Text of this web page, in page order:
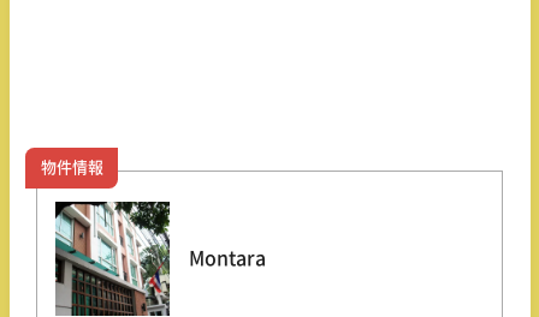
物件情報
Montara